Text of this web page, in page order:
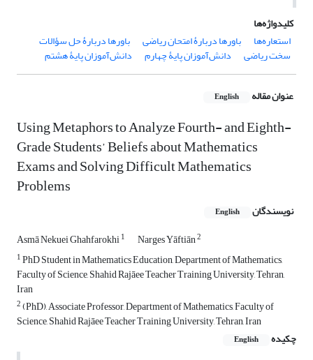
کلیدواژه‌ها
استعاره‌ها
باورها دربارۀ امتحان ریاضی باورها دربارۀ حل سؤالات
سخت ریاضی دانش‌آموزان پایۀ چهارم دانش‌آموزان پایۀ هشتم
عنوان مقاله English
Using Metaphors to Analyze Fourth- and Eighth-
Grade Students’ Beliefs about Mathematics
Exams and Solving Difficult Mathematics
Problems
نویسندگان English
Asmā Nekuei Ghahfarokhi1 Narges Yāftiān2
1PhD Student in Mathematics Education, Department of Mathematics,
Faculty of Science, Shahid Rajāee Teacher Training University, Tehran,
Iran
2(PhD), Associate Professor, Department of Mathematics, Faculty of
Science, Shahid Rajāee Teacher Training University, Tehran, Iran
چکیده
English